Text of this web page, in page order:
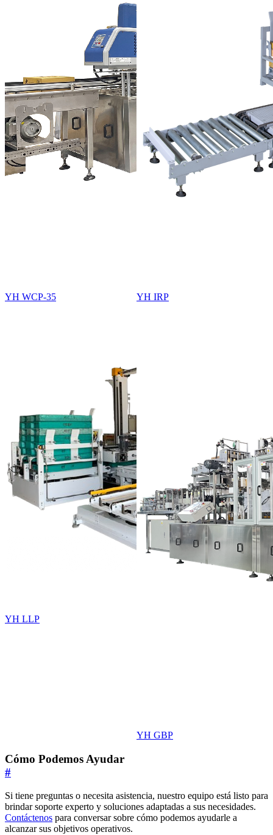
YH WCP-35 YH IRP
YH LLP
YH GBP
Cómo Podemos Ayudar
#
Si tiene preguntas o necesita asistencia, nuestro equipo está listo para
brindar soporte experto y soluciones adaptadas a sus necesidades.
Contáctenos para conversar sobre cómo podemos ayudarle a
alcanzar sus objetivos operativos.